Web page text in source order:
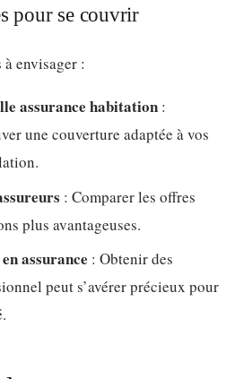
pour se couvrir
envisager :
assurance habitation :
une couverture adaptée à vos
: Comparer les offres
plus avantageuses.
assurance : Obtenir des
peut s’avérer précieux pour